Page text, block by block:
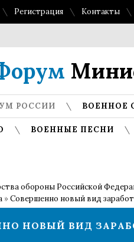
Регистрация Контакты
РОССИИ ВОЕННОЕ
ВОЕННЫЕ ПЕСНИ
обороны Российской
»Совершенно новый вид
НОВЫЙ ВИД